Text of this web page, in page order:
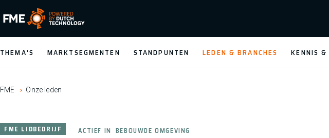
FME Logo, to the homepage
THEMA'S MARKTSEGMENTEN STANDPUNTEN LEDEN & BRANCHES KENNIS &
FME Onze leden
FME LIDBEDRIJF ACTIEF IN BEBOUWDE OMGEVING